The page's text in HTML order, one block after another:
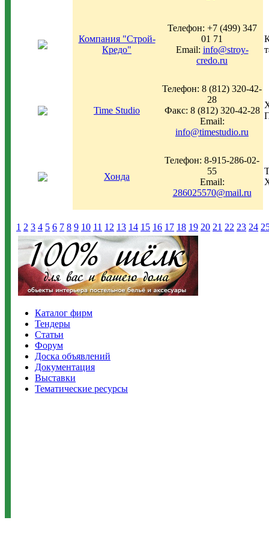
Компания "Строй-
Кредо"
Телефон: +7 (499) 347
01 71
Email: info@stroy-
credo.ru
Time Studio
Телефон: 8 (812) 320-42-
28
Факс: 8 (812) 320-42-28
Email:
info@timestudio.ru
Хонда
Телефон: 8-915-286-02-
55
Email:
286025570@mail.ru
1 2 3 4 5 6 7 8 9 10 11 12 13 14 15 16 17 18 19 20 21 22 23 24
Каталог фирм
Тендеры
Статьи
Форум
Доска объявлений
Документация
Выставки
Тематические ресурсы